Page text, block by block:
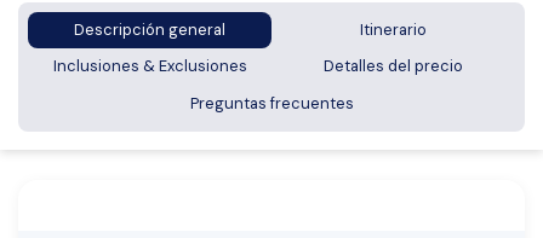
Descripción general
Itinerario
Inclusiones & Exclusiones
Detalles del precio
Preguntas frecuentes